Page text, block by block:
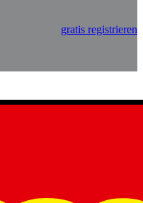
gratis registrieren